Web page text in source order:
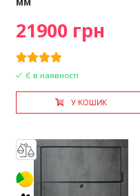
21900 грн
Є в наявності
У КОШИК